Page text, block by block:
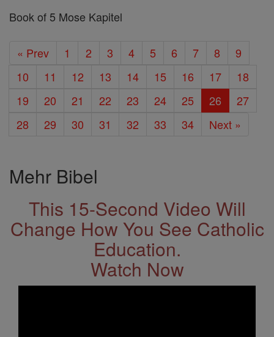
Book of 5 Mose Kapitel
« Prev 1 2 3 4 5 6 7 8
9
10
11 12 13 14 15 16 17
18
19
20 21 22 23 24 25 26
27
28
29 30 31 32 33 34 Next »
Mehr Bibel
This 15-Second Video Will
Change How You See Catholic
Education.
Watch Now